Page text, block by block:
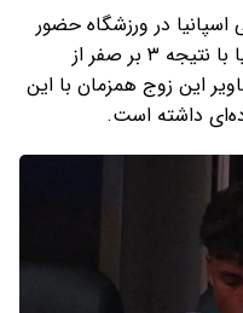
اسپانیا در ورزشگاه حضور
دارند و در جریان این مسابقه، اسپانیا با نتیجه ۳ بر صفر از
این زوج همزمان با این
داشته است.